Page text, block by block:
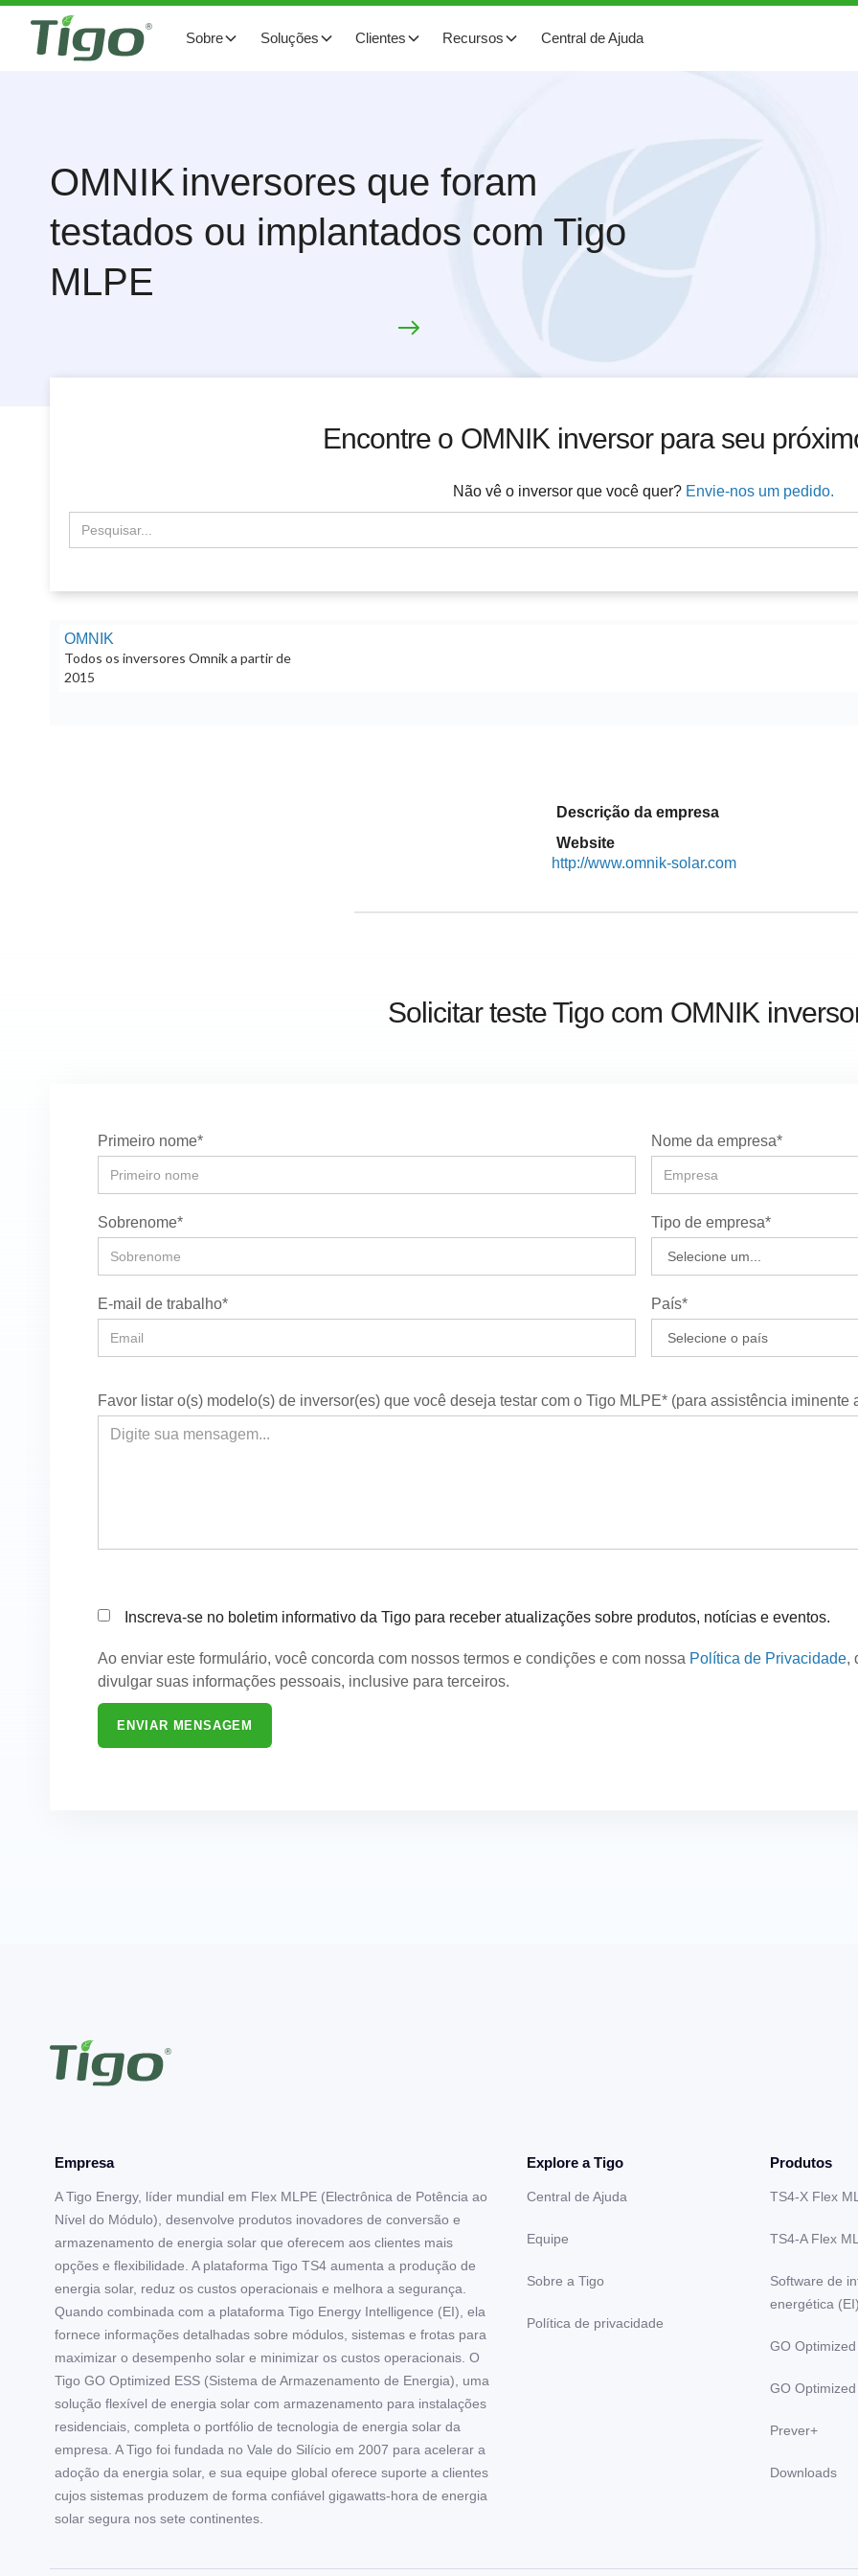
Sobre Soluções Clientes Recursos Central de Ajuda
OMNIK inversores que foram
testados ou implantados com Tigo
MLPE
Encontre o OMNIK inversor para seu
Não vê o inversor que você quer? Envie-nos um pedido.
OMNIK
Todos os inversores Omnik a partir de
2015
Descrição da empresa
Website
http://www.omnik-solar.com
Solicitar teste Tigo com OMNIK
Primeiro nome*
Sobrenome*
E-mail de trabalho*
Nome da empresa*
Tipo de empresa*
País*
Favor listar o(s) modelo(s) de inversor(es) que você deseja testar com o Tigo MLPE* (para assistência iminente
Inscreva-se no boletim informativo da Tigo para receber atualizações sobre produtos, notícias e eventos.
Ao enviar este formulário, você concorda com nossos termos e condições e com nossa Política de Privacidade,
divulgar suas informações pessoais, inclusive para terceiros.
Empresa
A Tigo Energy, líder mundial em Flex MLPE (Electrônica de Potência ao
Nível do Módulo), desenvolve produtos inovadores de conversão e
armazenamento de energia solar que oferecem aos clientes mais
opções e flexibilidade. A plataforma Tigo TS4 aumenta a produção de
energia solar, reduz os custos operacionais e melhora a segurança.
Quando combinada com a plataforma Tigo Energy Intelligence (EI), ela
fornece informações detalhadas sobre módulos, sistemas e frotas para
maximizar o desempenho solar e minimizar os custos operacionais. O
Tigo GO Optimized ESS (Sistema de Armazenamento de Energia), uma
solução flexível de energia solar com armazenamento para instalações
residenciais, completa o portfólio de tecnologia de energia solar da
empresa. A Tigo foi fundada no Vale do Silício em 2007 para acelerar a
adoção da energia solar, e sua equipe global oferece suporte a clientes
cujos sistemas produzem de forma confiável gigawatts-hora de energia
solar segura nos sete continentes.
Explore a Tigo
Central de Ajuda
Equipe
Sobre a Tigo
Política de privacidade
Produtos
TS4-X Flex
TS4-A Flex
Software de
energética
GO
GO
Prever+
Downloads